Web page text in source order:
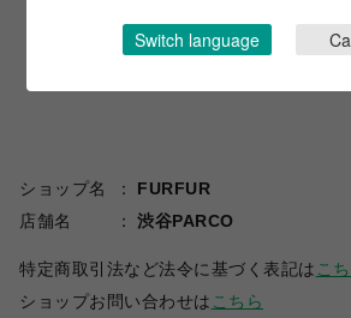
ショップ名
FURFUR
店舗名
渋谷PARCO
特定商取引法など法令に基づく表記は こ
ショップお問い合わせは こちら
Switch language